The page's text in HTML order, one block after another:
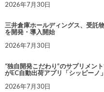
2026年7月30日
三井倉庫ホールディングス、受託
を開発・導入開始
2026年7月30日
“独自開発こだわり”のサプリメン
がEC自動出荷アプリ「シッピーノ
2026年7月30日